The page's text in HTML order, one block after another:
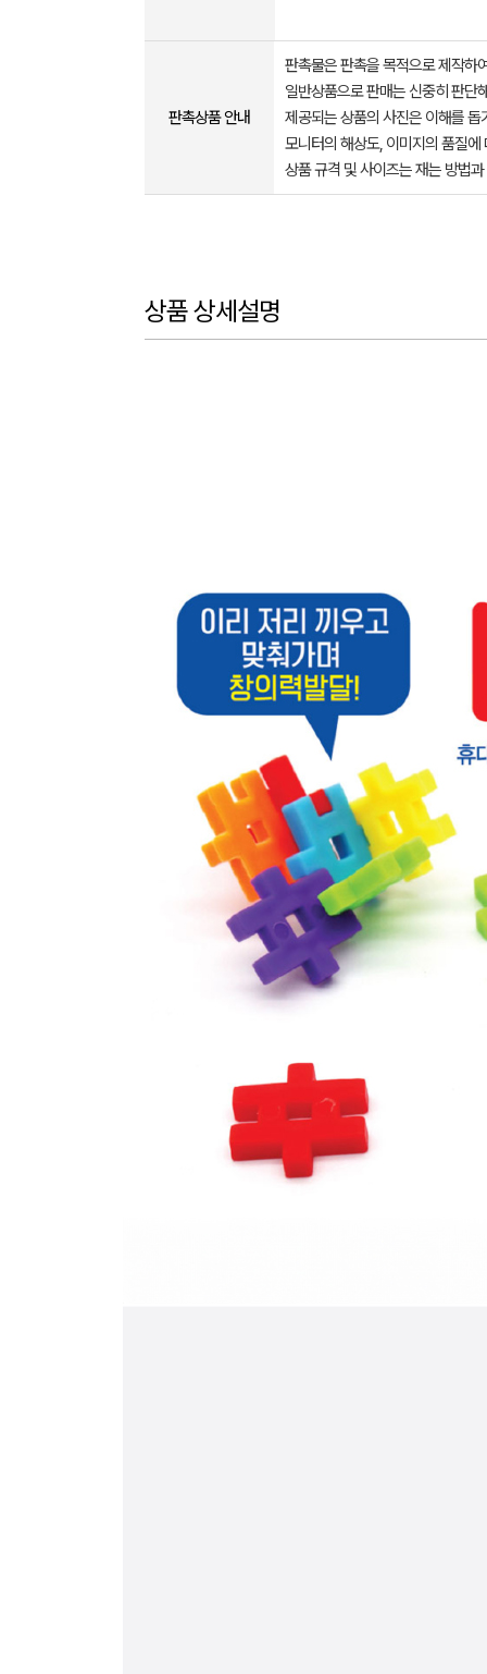
판촉상품 안내
판촉물은 판촉을 목적으로 제작하
일반상품으로 판매는 신중히 판단
제공되는 상품의 사진은 이해를
모니터의 해상도, 이미지의 품질
상품 규격 및 사이즈는 재는 방법
상품 상세설명